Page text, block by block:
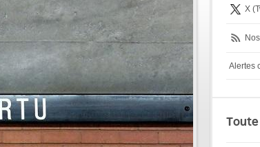
X
Alertes